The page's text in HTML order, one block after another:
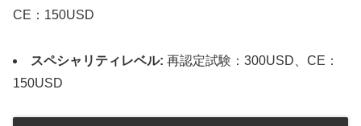
CE：150USD
スペシャリティレベル: 再認定試験：300USD、CE：
150USD